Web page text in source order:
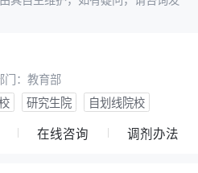
： 教育部
研究生院 自划线院校
在线咨询 调剂办法